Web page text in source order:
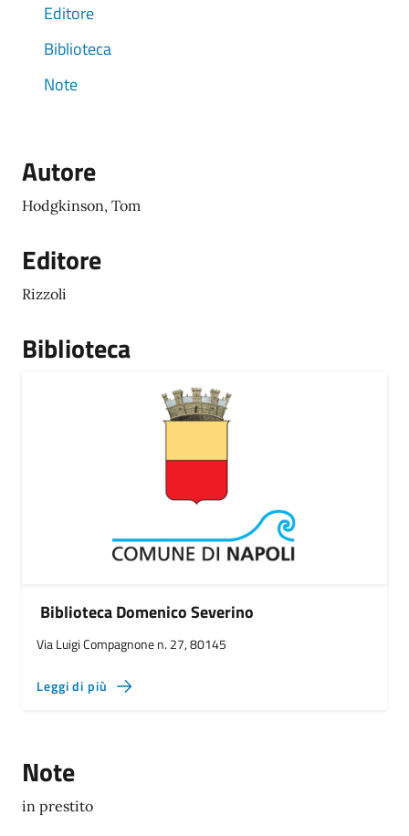
Editore
Biblioteca
Note
Autore
Hodgkinson, Tom
Editore
Rizzoli
Biblioteca
Biblioteca Domenico Severino
Via Luigi Compagnone n. 27, 80145
Leggi di più
Note
in prestito